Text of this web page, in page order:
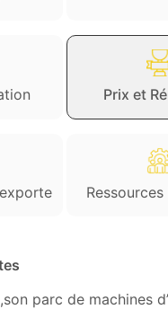
Prix et
parc de machines